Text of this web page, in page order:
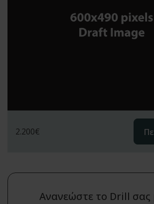
2.200€
Ανανεώστε το Drill σας